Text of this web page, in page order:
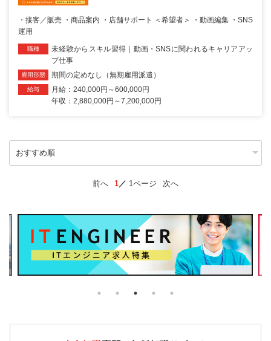
・接客／販売 ・商品案内 ・店舗サポート ＜希望者＞ ・動画編集 ・SNS
運用
職種
未経験からスキル習得｜動画・SNSに関われるキャリアアッ
プ仕事
雇用形態 期間の定めなし（無期雇用派遣）
給与
月給：240,000円～600,000円
年収：2,880,000円～7,200,000円
前へ 1 1ページ 次へ